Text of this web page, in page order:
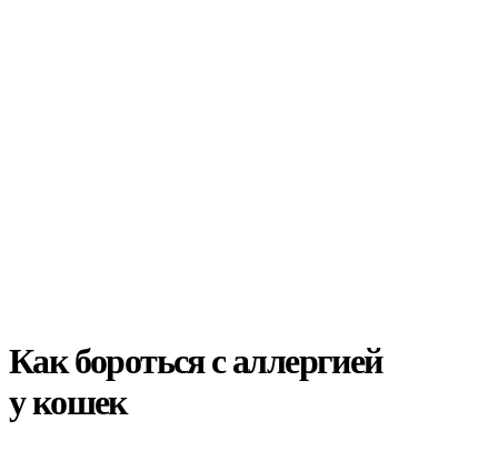
Как бороться с аллергией
у кошек